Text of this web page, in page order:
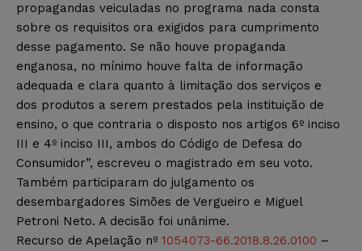
propagandas veiculadas no programa nada consta
sobre os requisitos ora exigidos para cumprimento
desse pagamento. Se não houve propaganda
enganosa, no mínimo houve falta de informação
adequada e clara quanto à limitação dos serviços e
dos produtos a serem prestados pela instituição de
ensino, o que contraria o disposto nos artigos 6º inciso
III e 4º inciso III, ambos do Código de Defesa do
Consumidor”, escreveu o magistrado em seu voto.
Também participaram do julgamento os
desembargadores Simões de Vergueiro e Miguel
Petroni Neto. A decisão foi unânime.
Recurso de Apelação nº 1054073-66.2018.8.26.0100 –